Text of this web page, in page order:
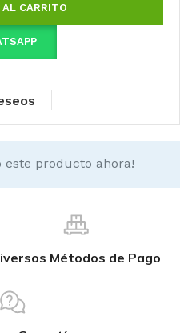
CARRITO
este producto ahora!
Métodos de Pago